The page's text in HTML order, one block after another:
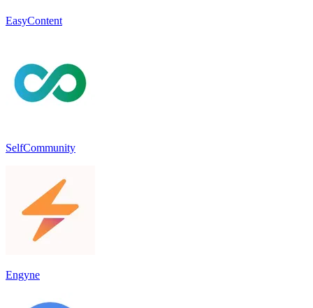
EasyContent
SelfCommunity
Engyne